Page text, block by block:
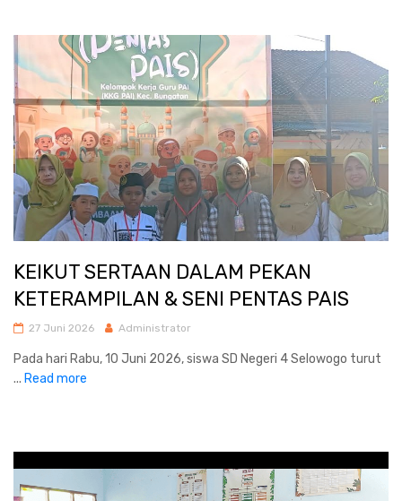
KEIKUT SERTAAN DALAM PEKAN
KETERAMPILAN & SENI PENTAS PAIS
27 Juni 2026 Administrator
Pada hari Rabu, 10 Juni 2026, siswa SD Negeri 4 Selowogo turut
... Read more